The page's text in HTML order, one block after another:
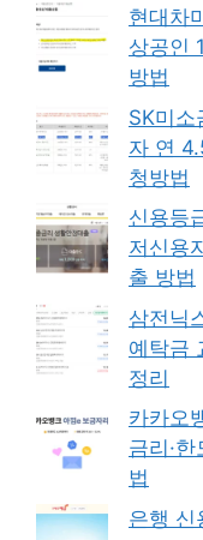
현대차
상공인
방법
SK미소
자 연
청방법
신용등
저신용
출 방법
삼전닉
예탁금
정리
카카오
금리·
법
은행 신